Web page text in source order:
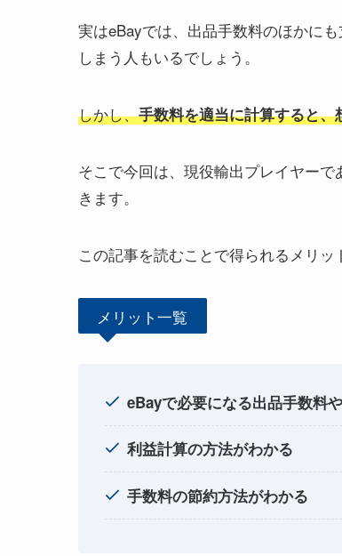
実はeBayでは、出品手数料のほかに
しまう人もいるでしょう。
しかし、手数料を適当に計算すると
そこで今回は、現役輸出プレイヤー
きます。
この記事を読むことで得られるメリッ
メリット一覧
eBayで必要になる出品手数料
利益計算の方法がわかる
手数料の節約方法がわかる